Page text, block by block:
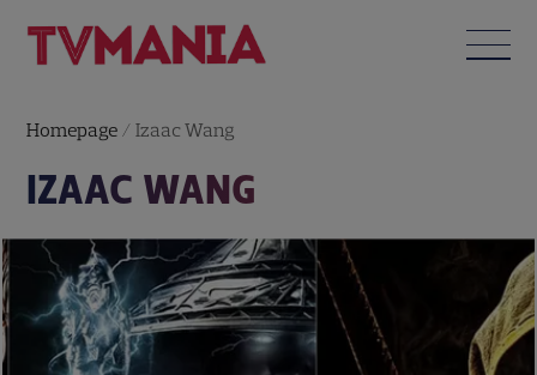
Homepage /Izaac Wang
IZAAC WANG